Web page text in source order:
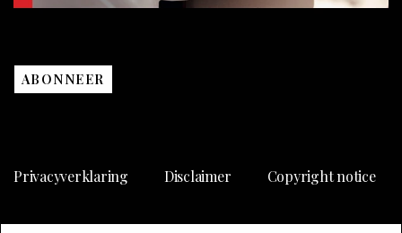
ABONNEER
Privacyverklaring Disclaimer Copyright notice